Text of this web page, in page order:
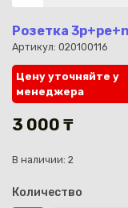
Розетка
Артикул: 020100116
Цену уточняйте у
менеджера
3 000 ₸
В наличии: 2
Количество